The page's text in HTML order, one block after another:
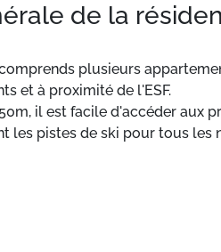
de la
plusieurs
et à proximité de l'ESF.
il est facile d'accéder aux
les pistes de ski pour tous